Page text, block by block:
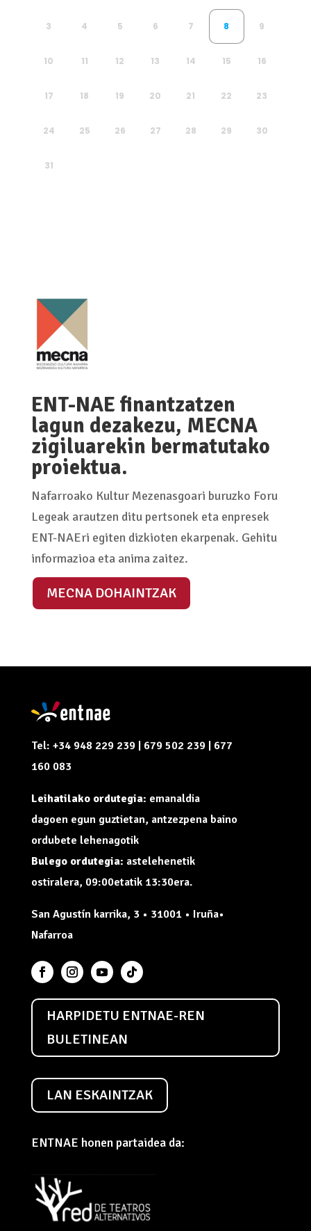
3 4 5 6 7 8 9
10 11 12 13 14 15 16
17 18 19 20 21 22 23
24 25 26 27 28 29 30
31
ENT-NAE finantzatzen
lagun dezakezu, MECNA
zigiluarekin bermatutako
proiektua.
Nafarroako Kultur Mezenasgoari buruzko Foru
Legeak arautzen ditu pertsonek eta enpresek
ENT-NAEri egiten dizkioten ekarpenak. Gehitu
informazioa eta anima zaitez.
MECNA DOHAINTZAK
Tel: +34 948 229 239 | 679 502 239 | 677
160 083
Leihatilako ordutegia: emanaldia
dagoen egun guztietan, antzezpena baino
ordubete lehenagotik
Bulego ordutegia: astelehenetik
ostiralera, 09:00etatik 13:30era.
San Agustín karrika, 3 • 31001 • Iruña•
Nafarroa
HARPIDETU ENTNAE-REN
BULETINEAN
LAN ESKAINTZAK
ENTNAE honen partaidea da: